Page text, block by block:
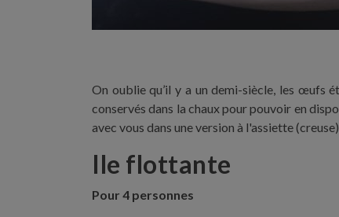
On oublie qu’il y a un demi-siècle, les œufs
conservés dans la chaux pour pouvoir en
avec vous dans une version à l'assiette
Ile flottante
Pour 4 personnes